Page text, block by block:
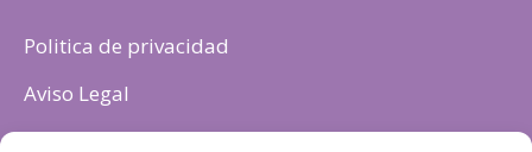
Politica de privacidad
Aviso Legal
Política de cookies